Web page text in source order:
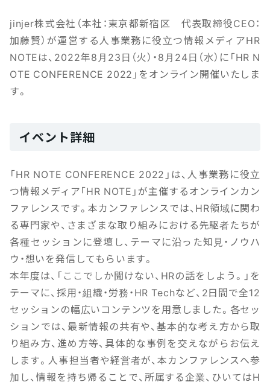
jinjer株式会社（本社：東京都新宿区 代表取締役CEO：
加藤賢）が運営する人事業務に役立つ情報メディアHR
NOTEは、2022年8月23日（火）・8月24日（水）に「HR N
OTE CONFERENCE 2022」をオンライン開催いたしま
す。
イベント詳細
「HR NOTE CONFERENCE 2022」は、人事業務に役立
つ情報メディア「HR NOTE」が主催するオンラインカン
ファレンスです。本カンファレンスでは、HR領域に関わ
る専門家や、さまざまな取り組みにおける先駆者たちが
各種セッションに登壇し、テーマに沿った知見・ノウハ
ウ・想いを発信してもらいます。
本年度は、「ここでしか聞けない、HRの話をしよう。」を
テーマに、採用・組織・労務・HR Techなど、2日間で全12
セッションの幅広いコンテンツを用意しました。各セッ
ションでは、最新情報の共有や、基本的な考え方から取
り組み方、進め方等、具体的な事例を交えながらお伝え
します。人事担当者や経営者が、本カンファレンスへ参
加し、情報を持ち帰ることで、所属する企業、ひいてはH